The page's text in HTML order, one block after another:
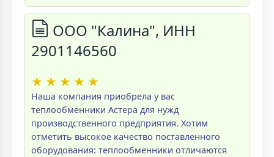
ООО "Калина", ИНН
2901146560
★ ★ ★ ★ ★
Наша компания приобрела у вас
теплообменники Астера для нужд
производственного предприятия. Хотим
отметить высокое качество поставленного
оборудования: теплообменники отличаются